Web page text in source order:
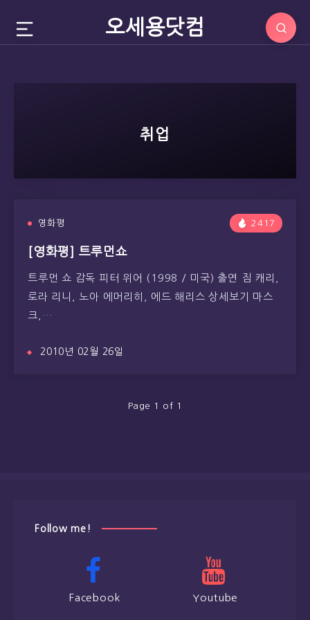
오세용닷컴
취업
영화평 2417
[영화평] 트루먼쇼
트루먼 쇼 감독 피터 위어 (1998 / 미국) 출연 짐 캐리,
로라 리니, 노아 에머리히, 에드 해리스 상세보기 마스
크,…
2010년 02월 26일
Page 1 of 1
Follow me!
Facebook Youtube